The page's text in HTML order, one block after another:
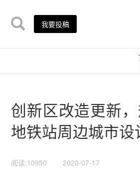
我要投稿
创新区改造更新
地铁站周边城市设
阅读:10950 2020-07-17